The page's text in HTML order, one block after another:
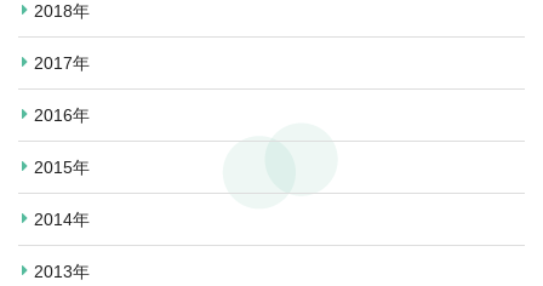
2018年
2017年
2016年
2015年
2014年
2013年